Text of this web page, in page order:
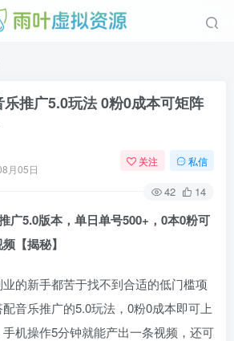
推广5.0玩法 0粉0成本可矩阵
月05日
关注 私信
42 14
广5.0版本，单日单号500+，0本0粉可
【揭秘】
的新手都苦于找不到合适的低门槛项
音乐推广的5.0玩法，0粉0成本即可上
机操作5分钟就能产出一条视频，还可